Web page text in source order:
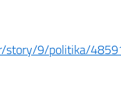
story/9/politika/